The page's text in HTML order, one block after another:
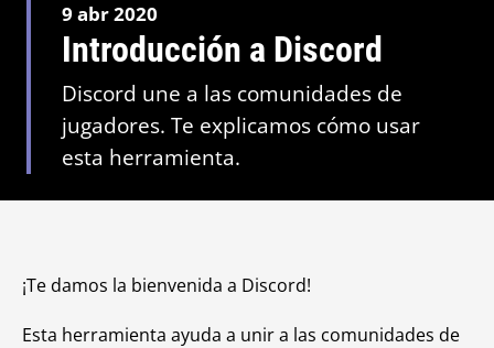
9 abr 2020
Introducción a Discord
Discord une a las comunidades de
jugadores. Te explicamos cómo usar
esta herramienta.
¡Te damos la bienvenida a Discord!
Esta herramienta ayuda a unir a las comunidades de